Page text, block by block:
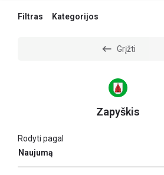
Filtras Kategorijos
Grįžti
Zapyškis
Naujumą
Rodyti pagal